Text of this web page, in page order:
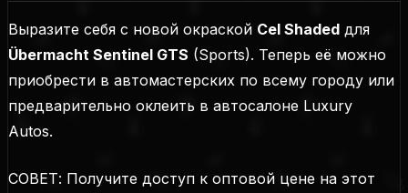
Выразите себя с новой окраской Cel Shaded для
Übermacht Sentinel GTS (Sports). Теперь её можно
приобрести в автомастерских по всему городу или
предварительно оклеить в автосалоне Luxury
Autos.
СОВЕТ: Получите доступ к оптовой цене на этот